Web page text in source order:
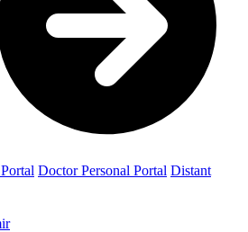
Doctor Personal Portal Distant